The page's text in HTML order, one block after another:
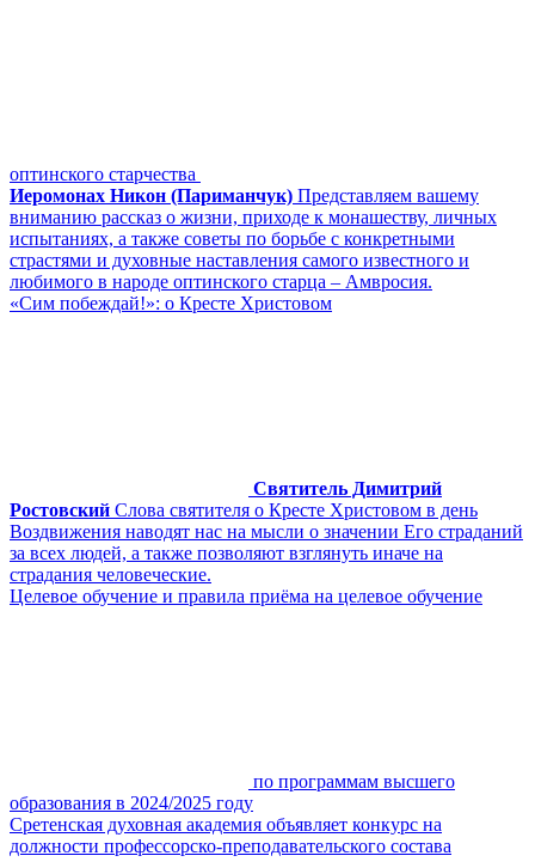
оптинского старчества
Иеромонах Никон (Париманчук) Представляем вашему
вниманию рассказ о жизни, приходе к монашеству, личных
испытаниях, а также советы по борьбе с конкретными
страстями и духовные наставления самого известного и
любимого в народе оптинского старца – Амвросия.
«Сим побеждай!»: о Кресте Христовом
Святитель Димитрий
Ростовский Слова святителя о Кресте Христовом в день
Воздвижения наводят нас на мысли о значении Его страданий
за всех людей, а также позволяют взглянуть иначе на
страдания человеческие.
Целевое обучение и правила приёма на целевое обучение
по программам высшего
образования в 2024/2025 году
Сретенская духовная академия объявляет конкурс на
должности профессорско-преподавательского состава